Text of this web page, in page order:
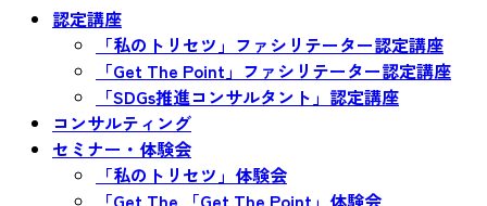
認定講座
「私のトリセツ」ファシリテーター認定講座
「Get The Point」ファシリテーター認定講座
「SDGs推進コンサルタント」認定講座
コンサルティング
セミナー・体験会
「私のトリセツ」体験会
「Get The 「Get The Point」体験会